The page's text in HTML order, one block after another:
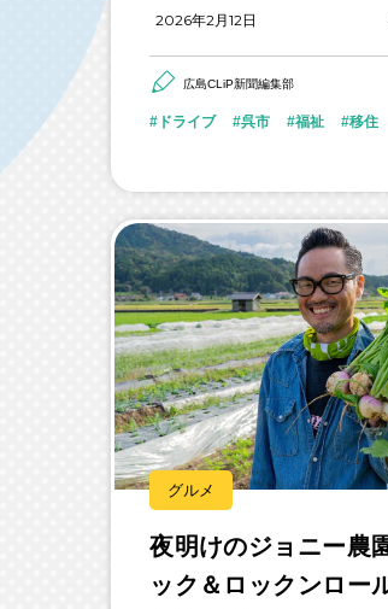
2026年2月12日
広島CLiP新聞編集部
ドライブ 呉市 福祉 移住
グルメ
夜明けのジョニー農
ック＆ロックンロー